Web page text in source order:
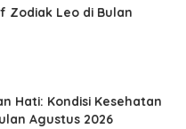
Zodiak Leo di Bulan
Hati: Kondisi Kesehatan
Agustus 2026